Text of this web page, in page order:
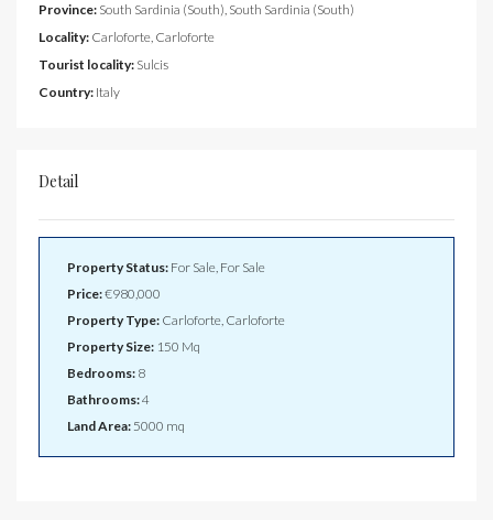
Province: South Sardinia (South), South Sardinia (South)
Locality: Carloforte, Carloforte
Tourist locality: Sulcis
Country: Italy
Detail
Property Status: For Sale, For Sale
Price:€980,000
Property Type: Carloforte, Carloforte
Property Size: 150 Mq
Bedrooms: 8
Bathrooms:4
Land Area: 5000 mq